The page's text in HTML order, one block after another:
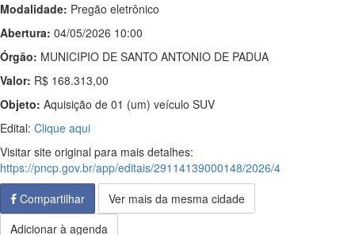
Modalidade: Pregão eletrônico
Abertura: 04/05/2026 10:00
Órgão: MUNICIPIO DE SANTO ANTONIO DE PADUA
Valor: R$ 168.313,00
Objeto: Aquisição de 01 (um) veículo SUV
Edital: Clique aqui
Visitar site original para mais detalhes:
https://pncp.gov.br/app/editais/29114139000148/2026/4
Compartilhar
Ver mais da mesma cidade
Adicionar à agenda